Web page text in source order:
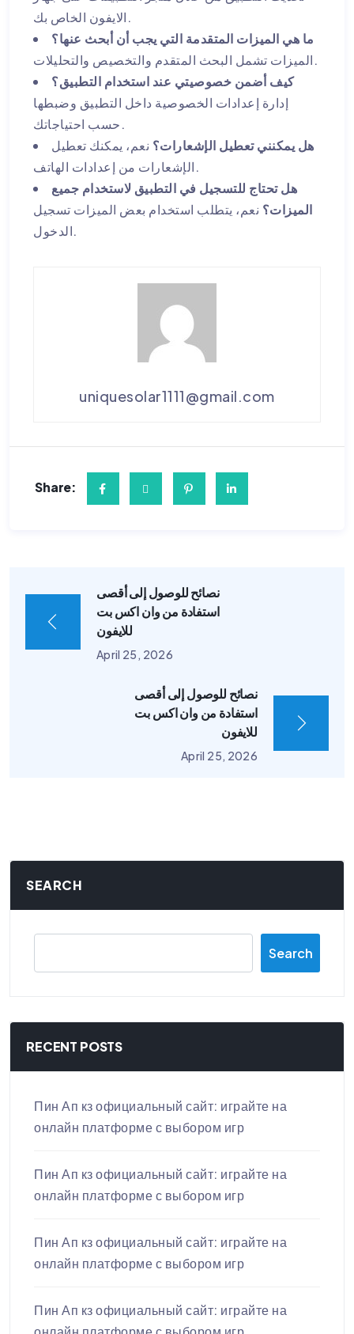
الايفون الخاص بك.
ما هي الميزات المتقدمة التي يجب أن أبحث عنها؟
الميزات تشمل البحث المتقدم والتخصيص والتحليلات.
كيف أضمن خصوصيتي عند استخدام التطبيق؟
إدارة إعدادات الخصوصية داخل التطبيق وضبطها
حسب احتياجاتك.
هل يمكنني تعطيل الإشعارات؟ نعم، يمكنك تعطيل
الإشعارات من إعدادات الهاتف.
هل تحتاج للتسجيل في التطبيق لاستخدام جميع
الميزات؟ نعم، يتطلب استخدام بعض الميزات تسجيل
الدخول.
uniquesolar1111@gmail.com
Share:
نصائح للوصول إلى أقصى
استفادة من وان اكس بت
للايفون
April 25, 2026
نصائح للوصول إلى أقصى
استفادة من وان اكس بت
للايفون
April 25, 2026
SEARCH
Search
RECENT POSTS
Пин Ап кз официальный сайт: играйте на
онлайн платформе с выбором игр
Пин Ап кз официальный сайт: играйте на
онлайн платформе с выбором игр
Пин Ап кз официальный сайт: играйте на
онлайн платформе с выбором игр
Пин Ап кз официальный сайт: играйте на